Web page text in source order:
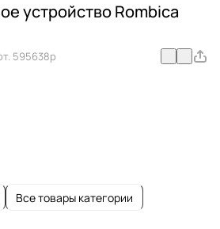
устройство Rombica
595638p
Все товары категории